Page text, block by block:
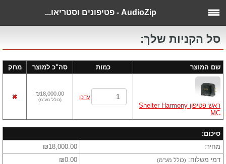
AudioZip - פטיפונים וסטריאו...
סל הקניות שלך:
שם המוצר כמות סה"כ למוצר מחק
ראש פטיפון Shelter Harmony
MC
עדכן
₪18,000.00
(כולל מע"מ)
סיכום:
מחיר:
₪18,000.00
דמי משלוח: (כולל מע"מ) ₪0.00